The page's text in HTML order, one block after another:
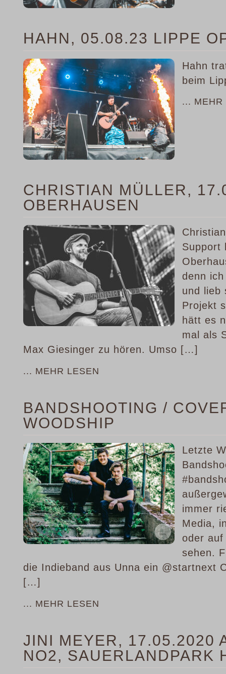
HAHN, 05.08.23 LIPPE
Hahn
beim
... MEHR
CHRISTIAN MÜLLER,
OBERHAUSEN
Support
denn
und lieb
Projekt
hätt es
mal als
Max Giesinger zu hören. Umso […]
... MEHR LESEN
BANDSHOOTING /
WOODSHIP
Letzte
immer
Media,
oder
sehen.
die Indieband aus Unna ein @startnext
[…]
... MEHR LESEN
JINI MEYER, 17.05.2020
NO2, SAUERLANDPARK